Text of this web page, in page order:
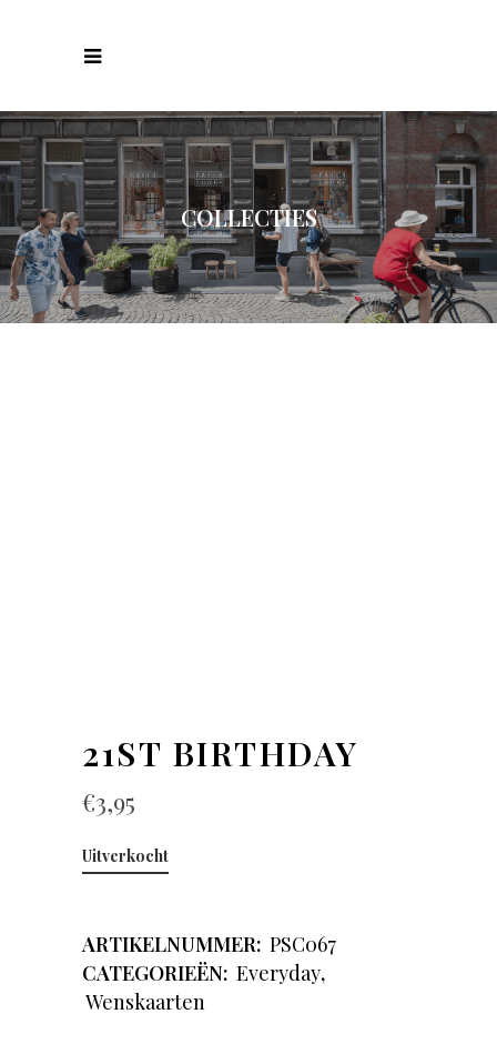
COLLECTIES
21ST BIRTHDAY
€3,95
Uitverkocht
ARTIKELNUMMER: PSC067
CATEGORIEËN: Everyday,
Wenskaarten